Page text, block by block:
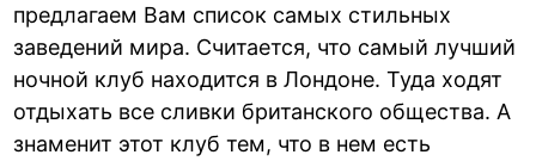
предлагаем Вам список самых стильных
заведений мира. Считается, что самый лучший
ночной клуб находится в Лондоне. Туда ходят
отдыхать все сливки британского общества. А
знаменит этот клуб тем, что в нем есть